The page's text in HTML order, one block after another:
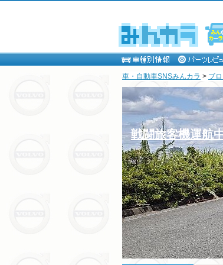
車・自動車SNSみんカラ > ブ
戦闘旅客機運航